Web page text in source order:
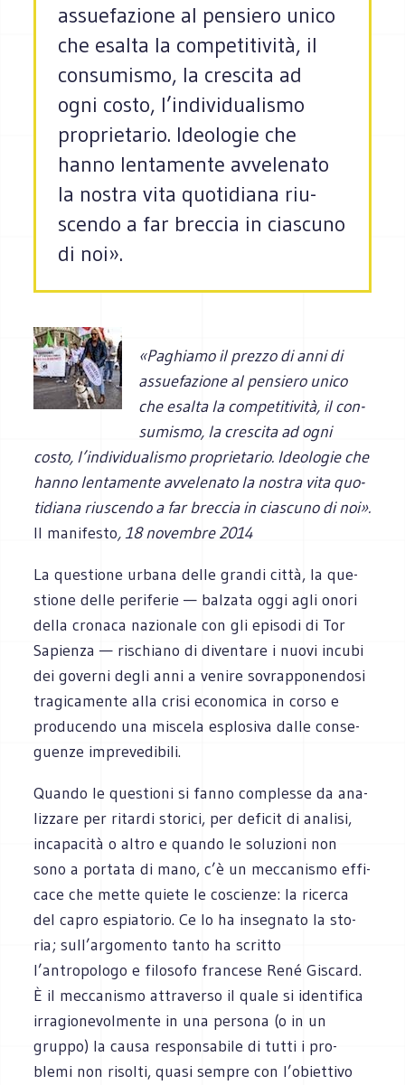
assue­fa­zione al pen­siero unico
che esalta la com­pe­ti­ti­vità, il
con­su­mi­smo, la cre­scita ad
ogni costo, l’individualismo
pro­prie­ta­rio. Ideo­lo­gie che
hanno len­ta­mente avve­le­nato
la nostra vita quo­ti­diana riu­
scendo a far brec­cia in cia­scuno
di noi».
«Paghiamo il prezzo di anni di
assue­fa­zione al pen­siero unico
che esalta la com­pe­ti­ti­vità, il con­
su­mi­smo, la cre­scita ad ogni
costo, l’individualismo pro­prie­ta­rio. Ideo­lo­gie che
hanno len­ta­mente avve­le­nato la nostra vita quo­
ti­diana riu­scendo a far brec­cia in cia­scuno di noi».
Il manifesto, 18 novembre 2014
La que­stione urbana delle grandi città, la que­
stione delle peri­fe­rie — bal­zata oggi agli onori
della cro­naca nazio­nale con gli epi­sodi di Tor
Sapienza — rischiano di diven­tare i nuovi incubi
dei governi degli anni a venire sovrap­po­nen­dosi
tra­gi­ca­mente alla crisi eco­no­mica in corso e
pro­du­cendo una miscela esplo­siva dalle con­se­
guenze imprevedibili.
Quando le que­stioni si fanno com­plesse da ana­
liz­zare per ritardi sto­rici, per defi­cit di ana­lisi,
inca­pa­cità o altro e quando le solu­zioni non
sono a por­tata di mano, c’è un mec­ca­ni­smo effi­
cace che mette quiete le coscienze: la ricerca
del capro espia­to­rio. Ce lo ha inse­gnato la sto­
ria; sull’argomento tanto ha scritto
l’antropologo e filo­sofo fran­cese René Giscard.
È il mec­ca­ni­smo attra­verso il quale si iden­ti­fica
irra­gio­ne­vol­mente in una per­sona (o in un
gruppo) la causa respon­sa­bile di tutti i pro­
blemi non risolti, quasi sem­pre con l’obiettivo